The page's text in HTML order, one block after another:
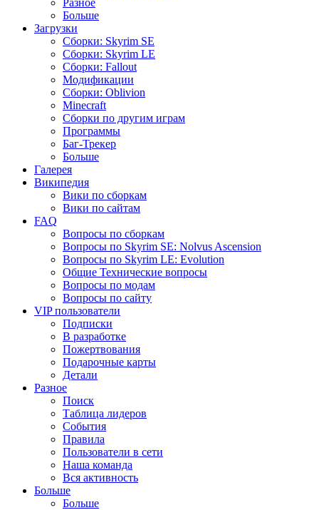
Больше
Загрузки
Сборки: Skyrim SE
Сборки: Skyrim LE
Сборки: Fallout
Модификации
Сборки: Oblivion
Minecraft
Сборки по другим играм
Программы
Баг-Трекер
Больше
Галерея
Википедия
Вики по сборкам
Вики по сайтам
FAQ
Вопросы по сборкам
Вопросы по Skyrim SE: Nolvus Ascension
Вопросы по Skyrim LE: Evolution
Общие Технические вопросы
Вопросы по модам
Вопросы по сайту
VIP пользователи
Подписки
В разработке
Пожертвования
Подарочные карты
Детали
Разное
Поиск
Таблица лидеров
События
Правила
Пользователи в сети
Наша команда
Вся активность
Больше
Больше